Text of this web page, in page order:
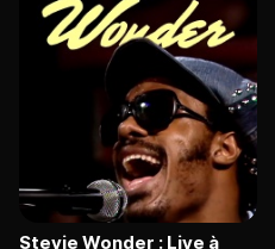
Stevie Wonder : Live à